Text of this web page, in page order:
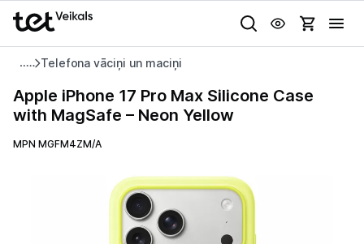
Uz kategorijam Uz galveno saturu
Telefona vāciņi un maciņi
Pasūtījuma statuss
Gaišā
Globāls iestatījums animāciju aktivizēšanai vai deaktivizēšanai visā
Apple
iPhone
17
Pro
Apple iPhone 17 Pro Max Silicone Case
with MagSafe – Neon Yellow
MPN MGFM4ZM/A